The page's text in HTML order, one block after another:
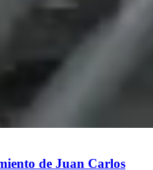
de Juan Carlos